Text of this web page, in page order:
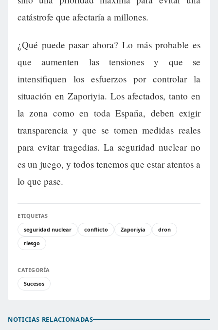
catástrofe que afectaría a millones.
¿Qué puede pasar ahora? Lo más probable es
que aumenten las tensiones y que se
intensifiquen los esfuerzos por controlar la
situación en Zaporiyia. Los afectados, tanto en
la zona como en toda España, deben exigir
transparencia y que se tomen medidas reales
para evitar tragedias. La seguridad nuclear no
es un juego, y todos tenemos que estar atentos a
lo que pase.
ETIQUETAS
seguridad nuclear
conflicto Zaporiyia
dron
riesgo
CATEGORÍA
Sucesos
NOTICIAS RELACIONADAS